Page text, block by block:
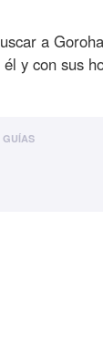
a
y con sus
GUÍAS